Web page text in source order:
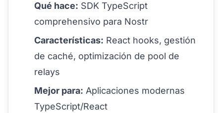
Qué hace: SDK TypeScript
comprehensivo para Nostr
Características: React hooks, gestión
de caché, optimización de pool de
relays
Mejor para: Aplicaciones modernas
TypeScript/React